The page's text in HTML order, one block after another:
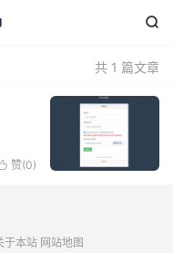

共 1 篇文章
赞(0)
于本站 网站地图